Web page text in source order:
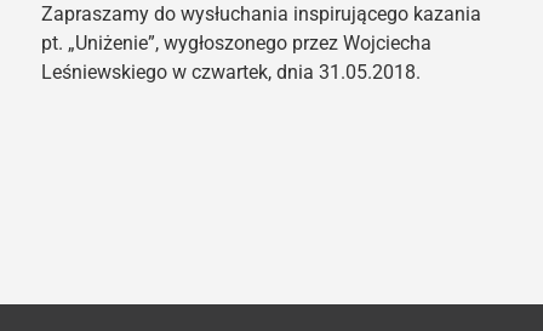
Zapraszamy do wysłuchania inspirującego kazania
pt. „Uniżenie”, wygłoszonego przez Wojciecha
Leśniewskiego w czwartek, dnia 31.05.2018.